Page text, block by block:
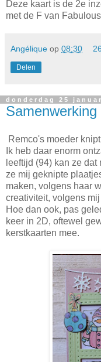
Deze kaart is de 2e
met de F van
Angélique op 08:30
Delen
donderdag 25
Remco's moeder
Ik heb daar enorm
leeftijd (94) kan ze
ze mij geknipte
maken, volgens haar
creativiteit, volgens
Hoe dan ook, pas
keer in 2D, oftewel
kerstkaarten mee.